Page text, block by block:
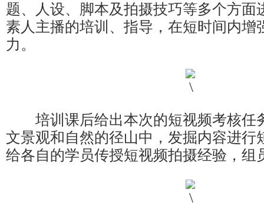
题、人设、脚本及拍摄技巧等多个方面
素人主播的培训、指导，在短时间内增
力。
培训课后给出本次的短视频考核任
文景观和自然的径山中，发掘内容进行
给各自的学员传授短视频拍摄经验，组